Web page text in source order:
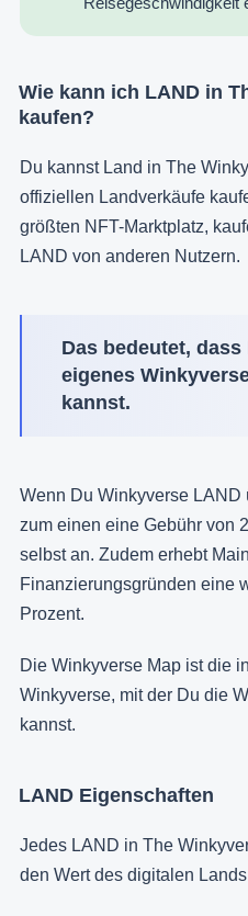
Wie kann ich LAND in
kaufen?
Du kannst Land in The
offiziellen Landverkäufe
größten NFT-Marktplatz,
LAND von anderen Nutzern.
Das bedeutet, dass
eigenes
kannst.
Wenn Du Winkyverse
zum einen eine Gebühr von
selbst an. Zudem erhebt
Finanzierungsgründen eine
Prozent.
Die Winkyverse Map ist die
Winkyverse, mit der Du die
kannst.
LAND Eigenschaften
Jedes LAND in The
den Wert des digitalen